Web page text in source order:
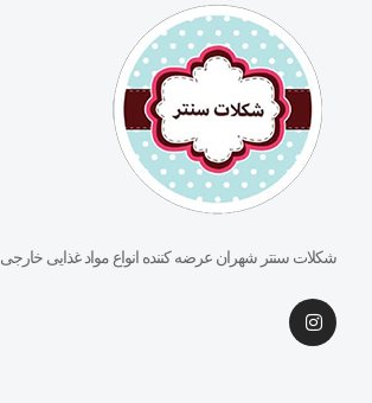
شکلات سنتر شهران عرضه کننده انواع مواد غذایی خارجی